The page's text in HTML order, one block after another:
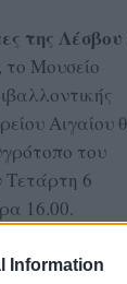
Information
της Λέσβου
το Μουσείο
Αιγαίου
του
Τετάρτη 6
16.00.